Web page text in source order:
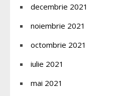
decembrie 2021
noiembrie 2021
octombrie 2021
iulie 2021
mai 2021